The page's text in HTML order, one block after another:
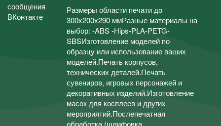
Размеры области печати до
300х200х290 ммРазные материалы на
выбор: -ABS -Hips-PLA-PETG-
SBSИзготовление моделей по
образцу или использование ваших
моделей.Печать корпусов,
технических деталей.Печать
сувениров, игровых персонажей и
декоративных изделий.Изготовление
масок для косплеев и других
мероприятий.Послепечатная
обработка (шлифовка,